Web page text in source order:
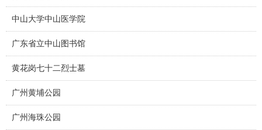
中山大学中山医学院
广东省立中山图书馆
黄花岗七十二烈士墓
广州黄埔公园
广州海珠公园